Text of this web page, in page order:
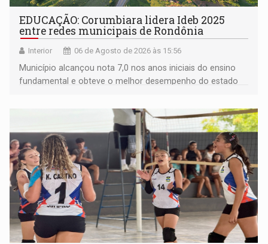
EDUCAÇÃO: Corumbiara lidera Ideb 2025
entre redes municipais de Rondônia
Interior 06 de Agosto de 2026 às 15:56
Município alcançou nota 7,0 nos anos iniciais do ensino
fundamental e obteve o melhor desempenho do estado